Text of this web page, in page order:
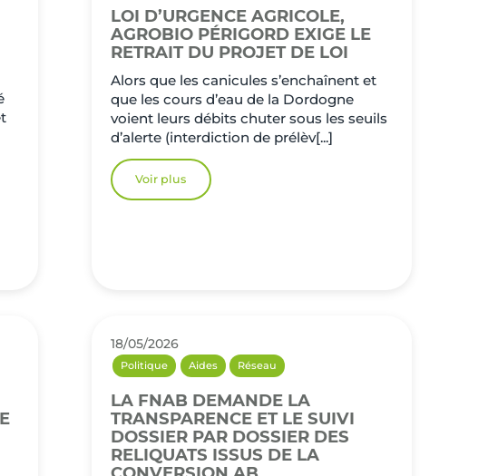
LOI D’URGENCE AGRICOLE,
AGROBIO PÉRIGORD EXIGE LE
RETRAIT DU PROJET DE LOI
Alors que les canicules s’enchaînent et
que les cours d’eau de la Dordogne
voient leurs débits chuter sous les seuils
d’alerte (interdiction de prélèv[...]
Voir plus
18/05/2026
Politique Aides Réseau
LA FNAB DEMANDE LA
TRANSPARENCE ET LE SUIVI
DOSSIER PAR DOSSIER DES
RELIQUATS ISSUS DE LA